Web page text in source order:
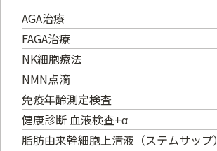
AGA治療
FAGA治療
NK細胞療法
NMN点滴
免疫年齢測定検査
健康診断 血液検査+α
脂肪由来幹細胞上清液（ステムサップ）